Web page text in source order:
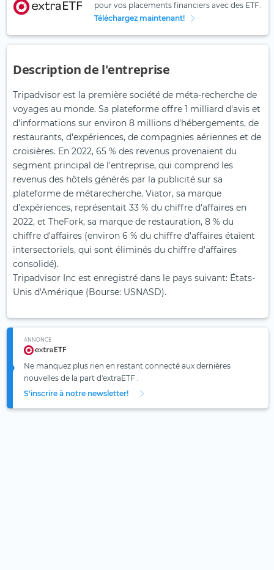
pour vos placements financiers avec des ETF.
Téléchargez maintenant!
Description de l'entreprise
Tripadvisor est la première société de méta-recherche de
voyages au monde. Sa plateforme offre 1 milliard d'avis et
d'informations sur environ 8 millions d'hébergements, de
restaurants, d'expériences, de compagnies aériennes et de
croisières. En 2022, 65 % des revenus provenaient du
segment principal de l'entreprise, qui comprend les
revenus des hôtels générés par la publicité sur sa
plateforme de métarecherche. Viator, sa marque
d'expériences, représentait 33 % du chiffre d'affaires en
2022, et TheFork, sa marque de restauration, 8 % du
chiffre d'affaires (environ 6 % du chiffre d'affaires étaient
intersectoriels, qui sont éliminés du chiffre d'affaires
consolidé).
Tripadvisor Inc est enregistré dans le pays suivant: États-
Unis d'Amérique (Bourse: USNASD).
ANNONCE
Ne manquez plus rien en restant connecté aux dernières
nouvelles de la part d'extraETF .
S'inscrire à notre newsletter!